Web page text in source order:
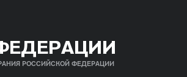
РОССИЙСКОЙ ФЕДЕРАЦИИ